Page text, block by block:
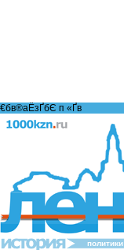
€бв®аЁзҐбЄ п «Ґ­в
политики